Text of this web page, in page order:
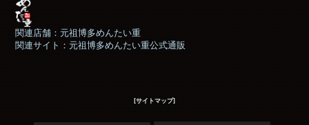
関連店舗：元祖博多めんたい重
関連サイト：元祖博多めんたい重公式通販
[サイトマップ]